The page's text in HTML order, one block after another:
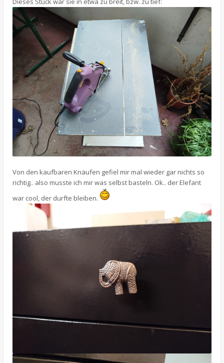
Von den kaufbaren Knäufen gefiel mir mal wieder gar nichts so
richtig.. also musste ich mir was selbst basteln. Ok.. der Elefant
war cool, der durfte bleiben.